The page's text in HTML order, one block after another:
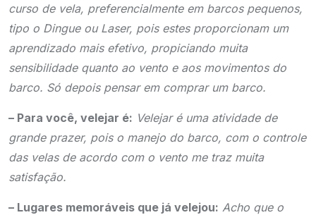
curso de vela, preferencialmente em barcos pequenos,
tipo o Dingue ou Laser, pois estes proporcionam um
aprendizado mais efetivo, propiciando muita
sensibilidade quanto ao vento e aos movimentos do
barco. Só depois pensar em comprar um barco.
– Para você, velejar é: Velejar é uma atividade de
grande prazer, pois o manejo do barco, com o controle
das velas de acordo com o vento me traz muita
satisfação.
– Lugares memoráveis que já velejou: Acho que o